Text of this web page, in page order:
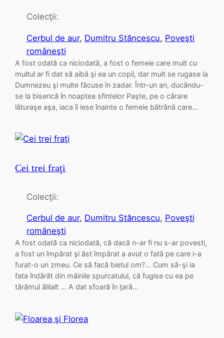
Colecţii:
Cerbul de aur, Dumitru Stăncescu, Poveşti
româneşti
A fost odată ca niciodată, a fost o femeie care mult cu
multul ar fi dat să aibă şi ea un copil, dar mult se rugase la
Dumnezeu şi multe făcuse în zadar. Într-un an, ducându-
se la biserică în noaptea sfintelor Paşte, pe o cărare
lăturaşe aşa, iaca îi iese înainte o femeie bătrână care…
Cei trei fraţi
Colecţii:
Cerbul de aur, Dumitru Stăncescu, Poveşti
româneşti
A fost odată ca niciodată, că dacă n-ar fi nu s-ar povesti,
a fost un împărat şi ăst împărat a avut o fată pe care i-a
furat-o un zmeu. Ce să facă bietul om?… Cum să-şi ia
fata îndărăt din mâinile spurcatului, că fugise cu ea pe
tărâmul ălilalt … A dat sfoară în ţară…